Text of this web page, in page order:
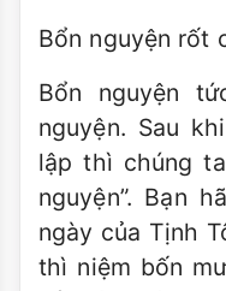
Bổn nguyện rốt
Bổn nguyện
nguyện. Sau
lập thì chúng
nguyện”. Bạn
ngày của Tịnh
thì niệm bốn